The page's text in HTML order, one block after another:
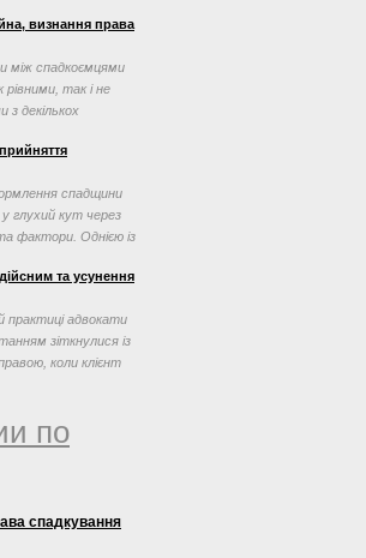
визнання права
між спадкоємцями
так і не
з декількох
спадщини
глухий кут через
фактори. Однією із
та усунення
практиці адвокати
зіткнулися із
коли клієнт
по
спадкування